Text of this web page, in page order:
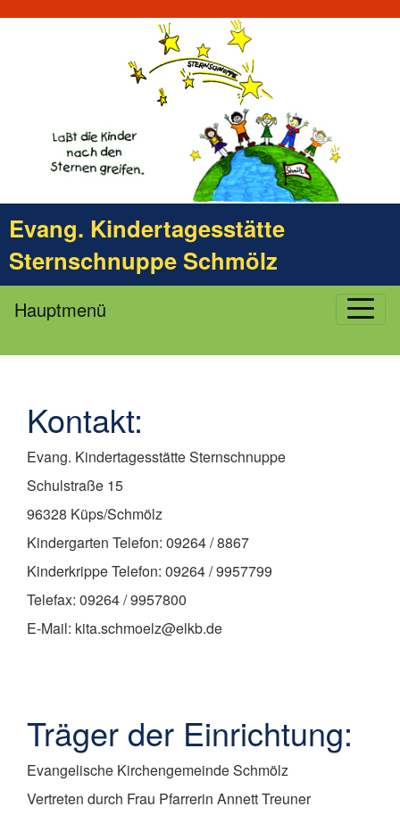
Evang. Kindertagesstätte
Sternschnuppe Schmölz
Hauptmenü
Kontakt:
Evang. Kindertagesstätte Sternschnuppe
Schulstraße 15
96328 Küps/Schmölz
Kindergarten Telefon: 09264 / 8867
Kinderkrippe Telefon: 09264 / 9957799
Telefax: 09264 / 9957800
E-Mail: kita.schmoelz@elkb.de
Träger der Einrichtung:
Evangelische Kirchengemeinde Schmölz
Vertreten durch Frau Pfarrerin Annett Treuner